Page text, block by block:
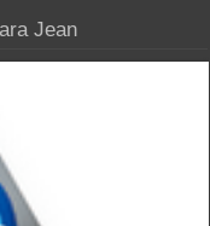
Jean